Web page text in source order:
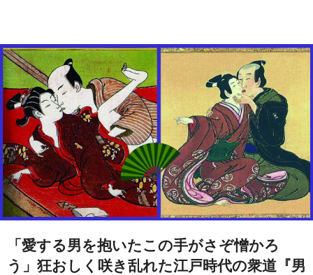
「愛する男を抱いたこの手がさぞ憎かろ
う」狂おしく咲き乱れた江戸時代の衆道『男